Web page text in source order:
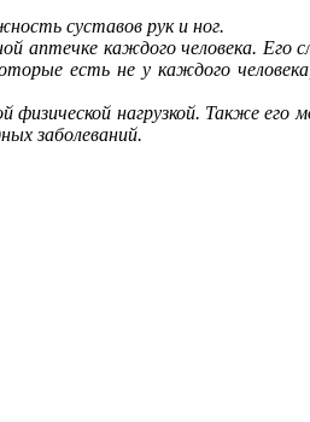
суставов рук и ног.
аптечке каждого человека. Его
есть не у каждого
физической нагрузкой. Также
заболеваний.